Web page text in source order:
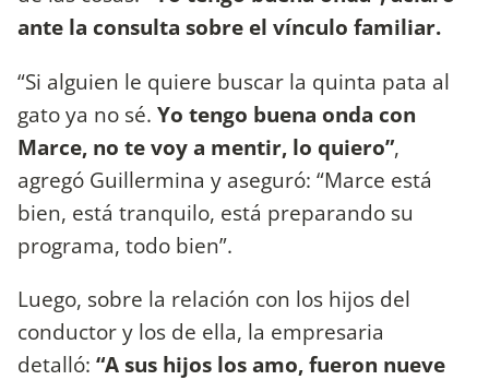
ante la consulta sobre el vínculo familiar.
“Si alguien le quiere buscar la quinta pata al
gato ya no sé. Yo tengo buena onda con
Marce, no te voy a mentir, lo quiero”,
agregó Guillermina y aseguró: “Marce está
bien, está tranquilo, está preparando su
programa, todo bien”.
Luego, sobre la relación con los hijos del
conductor y los de ella, la empresaria
detalló: “A sus hijos los amo, fueron nueve